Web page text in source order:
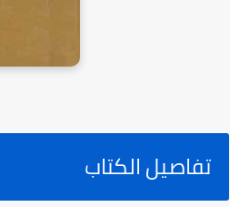
تفاصيل الكتاب